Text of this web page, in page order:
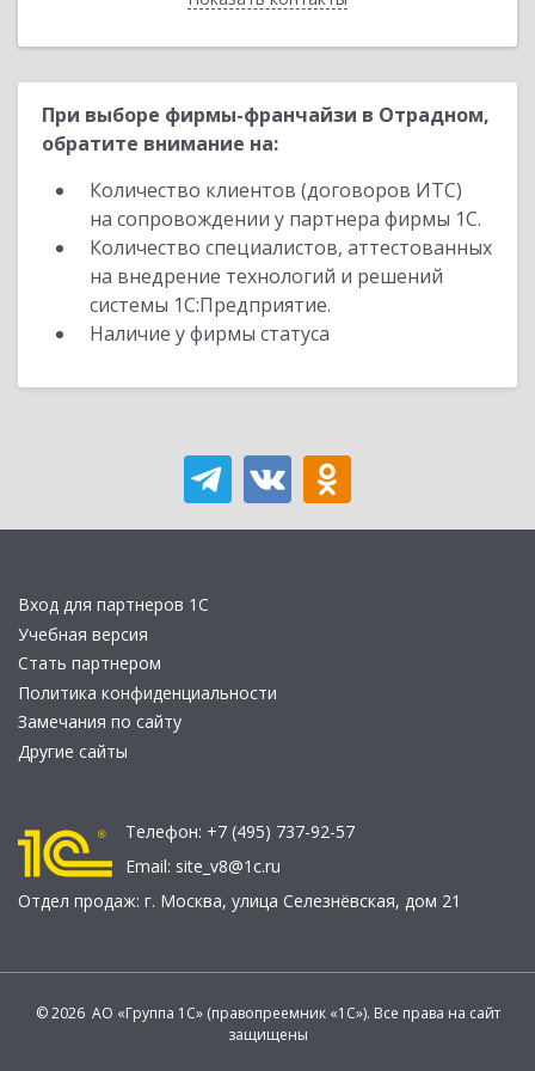
При выборе фирмы-франчайзи в Отрадном,
обратите внимание на:
Количество клиентов (договоров ИТС)
на сопровождении у партнера фирмы 1С.
Количество специалистов, аттестованных
на внедрение технологий и решений
системы 1С:Предприятие.
Наличие у фирмы статуса
Вход для партнеров 1С
Учебная версия
Стать партнером
Политика конфиденциальности
Замечания по сайту
Другие сайты
Телефон: +7 (495) 737-92-57
Email: site_v8@1c.ru
Отдел продаж: г. Москва, улица Селезнёвская, дом 21
© 2026 АО «Группа 1С» (правопреемник «1С»). Все права на сайт
защищены